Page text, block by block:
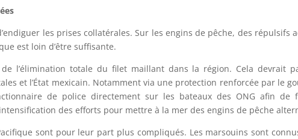
les prises collatérales. Sur les engins de pêche, des répulsifs
est loin d’être suffisante.
l’élimination totale du filet maillant dans la région. Cela devrait
et l’État mexicain. Notamment via une protection renforcée par le
de police directement sur les bateaux des ONG afin de
des efforts pour mettre à la mer des engins de pêche
sont pour leur part plus compliqués. Les marsouins sont